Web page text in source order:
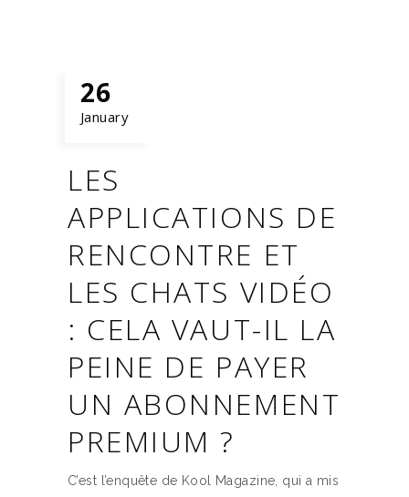
26
January
LES
APPLICATIONS DE
RENCONTRE ET
LES CHATS VIDÉO
: CELA VAUT-IL LA
PEINE DE PAYER
UN ABONNEMENT
PREMIUM ?
C’est l’enquête de Kool Magazine, qui a mis